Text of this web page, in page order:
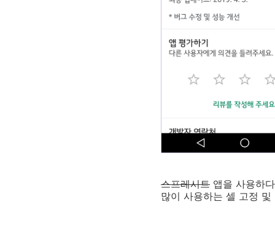
스프레시트 앱을 사용하
많이 사용하는 셀 고정